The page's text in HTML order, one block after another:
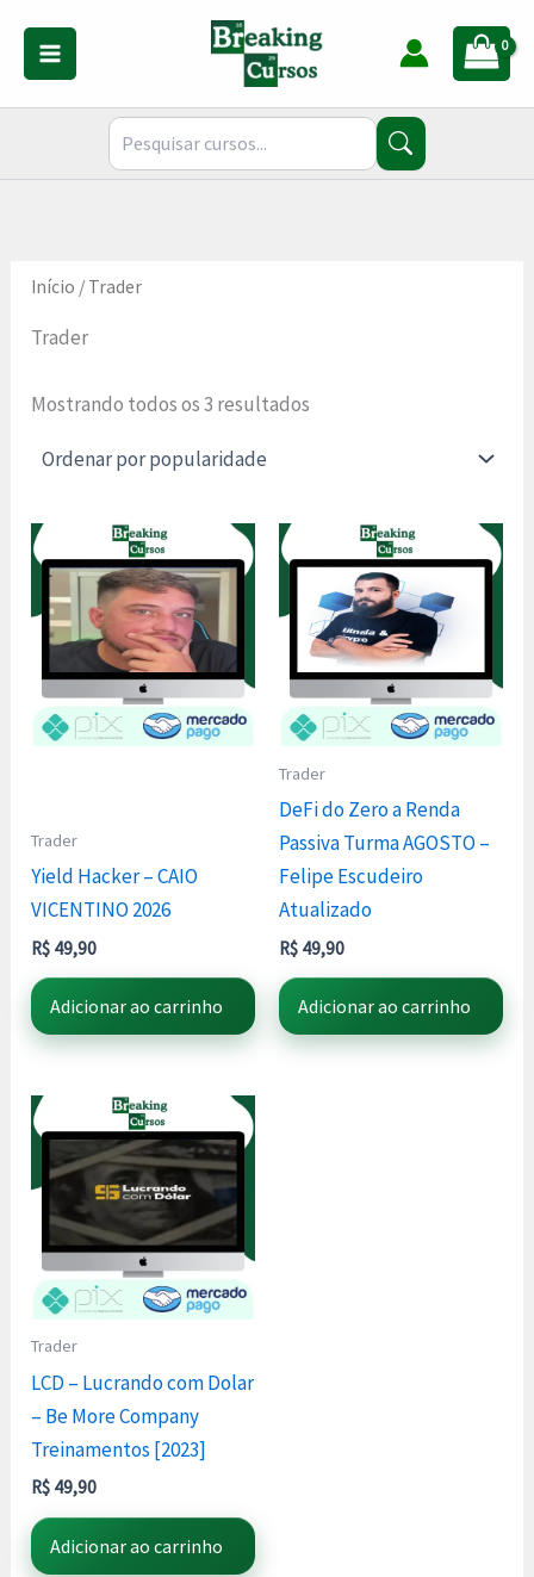
conteúdo
Início / Trader
Trader
Mostrando todos os 3 resultados
por
popularidade
Trader
Yield Hacker – CAIO
VICENTINO 2026
R$ 49,90
Adicionar ao carrinho
Trader
DeFi do Zero a Renda
Passiva Turma AGOSTO –
Felipe Escudeiro
Atualizado
R$ 49,90
Adicionar ao carrinho
Trader
LCD – Lucrando com Dolar
– Be More Company
Treinamentos [2023]
R$ 49,90
Adicionar ao carrinho